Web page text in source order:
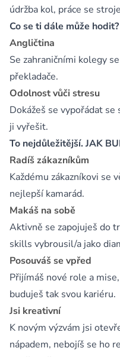
údržba kol, práce se
Co se ti dále může hodit?
Angličtina
Se zahraničními kolegy
překladače.
Odolnost vůči stresu
Dokážeš se vypořádat
ji vyřešit.
To nejdůležitější. JAK
Radíš zákazníkům
Každému zákazníkovi se
nejlepší kamarád.
Makáš na sobě
Aktivně se zapojuješ do
skills vybrousil/a jako
Posouváš se vpřed
Přijímáš nové role a
buduješ tak svou kariéru.
Jsi kreativní
K novým výzvám jsi
nápadem, nebojíš se ho